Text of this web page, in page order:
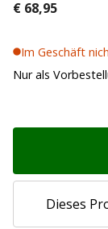
€ 68,95
Im Geschäft
Nur als
Dieses